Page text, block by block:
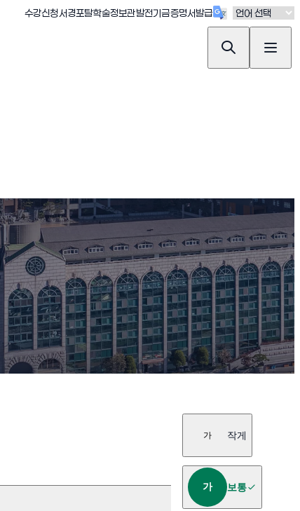
수강신청(새창 열림)
서경포탈(새창 열림)
학술정보관(새창 열림)
발전기금(새창 열림)
증명서발급(새창 열림)
가 작게
가 보통